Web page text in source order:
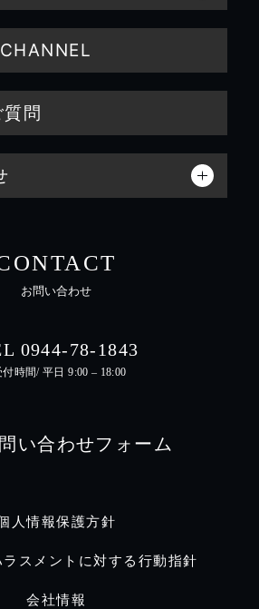
問
お問い合わせ
0944-78-1843
付時間/ 平日 9:00 – 18:00
い合わせフォーム
人情報保護方針
スメントに対する行動指針
会社情報